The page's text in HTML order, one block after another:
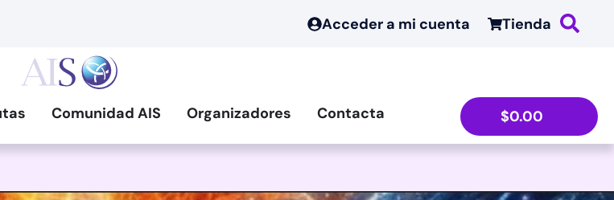
Acceder a mi cuenta Tienda
Comunidad AIS Organizadores Contacta $0.00